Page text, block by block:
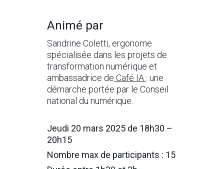
Animé par
Sandrine Coletti, ergonome
spécialisée dans les projets de
transformation numérique et
ambassadrice de Café IA : une
démarche portée par le Conseil
national du numérique.
Jeudi 20 mars 2025 de 18h30 –
20h15
Nombre max de participants : 15